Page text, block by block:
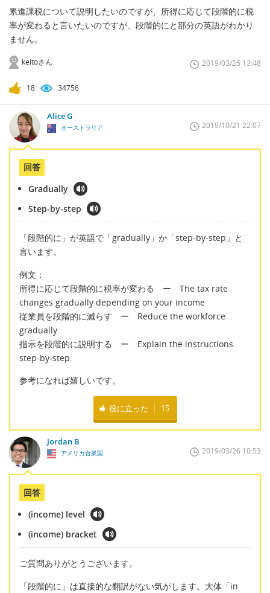
累進課税について説明したいのですが、所得に応じて段階的に税
率が変わると言いたいのですが、段階的にと部分の英語がわかり
ません。
keitoさん 2019/03/25 13:48
18 34756
Alice G
オーストラリア 2019/10/21 22:07
回答
Gradually
Step-by-step
「段階的に」が英語で「gradually」か「step-by-step」と
言います。
例文：
所得に応じて段階的に税率が変わる ー The tax rate
changes gradually depending on your income
従業員を段階的に減らす ー Reduce the workforce
gradually.
指示を段階的に説明する ー Explain the instructions
step-by-step.
参考になれば嬉しいです。
役に立った 15
Jordan B
アメリカ合衆国 2019/03/26 10:53
回答
(income) level
(income) bracket
ご質問ありがとうございます。
「段階的に」は直接的な翻訳がない気がします。大体「in